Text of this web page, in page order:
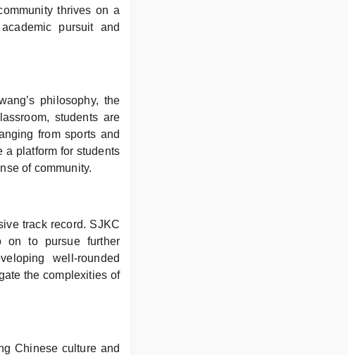
thrives on a
pursuit and
philosophy, the
students are
from sports and
a platform for students
of community.
track record. SJKC
on to pursue further
well-rounded
the complexities of
Chinese culture and